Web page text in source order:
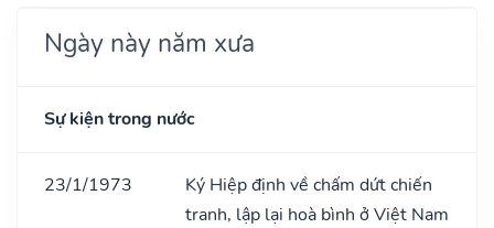
Ngày này năm xưa
Sự kiện trong nước
23/1/1973
Ký Hiệp định về chấm dứt chiến
tranh, lập lại hoà bình ở Việt Nam